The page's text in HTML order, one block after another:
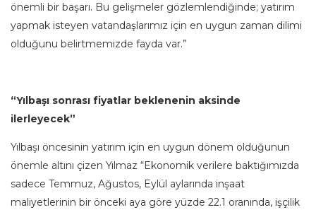
önemli bir başarı. Bu gelişmeler gözlemlendiğinde; yatırım
yapmak isteyen vatandaşlarımız için en uygun zaman dilimi
olduğunu belirtmemizde fayda var.”
“Yılbaşı sonrası fiyatlar beklenenin aksinde
ilerleyecek”
Yılbaşı öncesinin yatırım için en uygun dönem olduğunun
önemle altını çizen Yılmaz “Ekonomik verilere baktığımızda
sadece Temmuz, Ağustos, Eylül aylarında inşaat
maliyetlerinin bir önceki aya göre yüzde 22.1 oranında, işçilik